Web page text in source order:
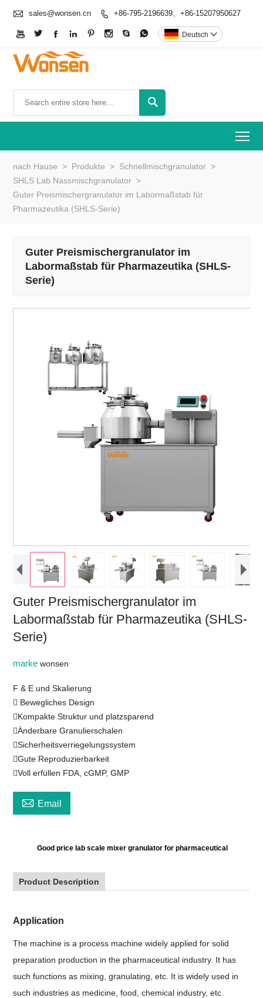
 sales@wonsen.cn  +86-795-2196639、+86-15207950627
        Deutsch 

nach Hause > Produkte > Schnellmischgranulator >
SHLS Lab Nassmischgranulator >
Guter Preismischergranulator im Labormaßstab für
Pharmazeutika (SHLS-Serie)
Guter Preismischergranulator im
Labormaßstab für Pharmazeutika (SHLS-
Serie)
Guter Preismischergranulator im
Labormaßstab für Pharmazeutika (SHLS-
Serie)
markewonsen
F & E und Skalierung
 Bewegliches Design
Kompakte Struktur und platzsparend
Änderbare Granulierschalen
Sicherheitsverriegelungssystem
Gute Reproduzierbarkeit
Voll erfüllen FDA, cGMP, GMP
 Email
Good price lab scale mixer granulator for pharmaceutical
Product Description
Application
The machine is a process machine widely applied for solid
preparation production in the pharmaceutical industry. It has
such functions as mixing, granulating, etc. It is widely used in
such industries as medicine, food, chemical industry, etc.